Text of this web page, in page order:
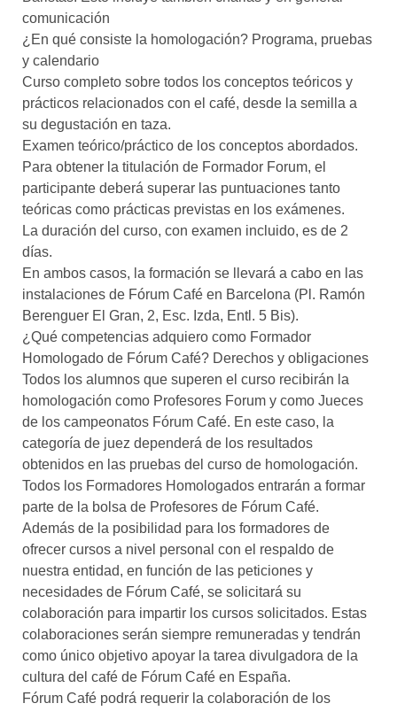
comunicación
¿En qué consiste la homologación? Programa, pruebas
y calendario
Curso completo sobre todos los conceptos teóricos y
prácticos relacionados con el café, desde la semilla a
su degustación en taza.
Examen teórico/práctico de los conceptos abordados.
Para obtener la titulación de Formador Forum, el
participante deberá superar las puntuaciones tanto
teóricas como prácticas previstas en los exámenes.
La duración del curso, con examen incluido, es de 2
días.
En ambos casos, la formación se llevará a cabo en las
instalaciones de Fórum Café en Barcelona (Pl. Ramón
Berenguer El Gran, 2, Esc. Izda, Entl. 5 Bis).
¿Qué competencias adquiero como Formador
Homologado de Fórum Café? Derechos y obligaciones
Todos los alumnos que superen el curso recibirán la
homologación como Profesores Forum y como Jueces
de los campeonatos Fórum Café. En este caso, la
categoría de juez dependerá de los resultados
obtenidos en las pruebas del curso de homologación.
Todos los Formadores Homologados entrarán a formar
parte de la bolsa de Profesores de Fórum Café.
Además de la posibilidad para los formadores de
ofrecer cursos a nivel personal con el respaldo de
nuestra entidad, en función de las peticiones y
necesidades de Fórum Café, se solicitará su
colaboración para impartir los cursos solicitados. Estas
colaboraciones serán siempre remuneradas y tendrán
como único objetivo apoyar la tarea divulgadora de la
cultura del café de Fórum Café en España.
Fórum Café podrá requerir la colaboración de los